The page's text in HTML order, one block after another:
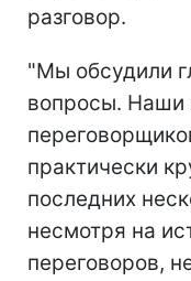
разговор.
"Мы обсудили
вопросы. Наши
практически
последних
несмотря на
переговоров,